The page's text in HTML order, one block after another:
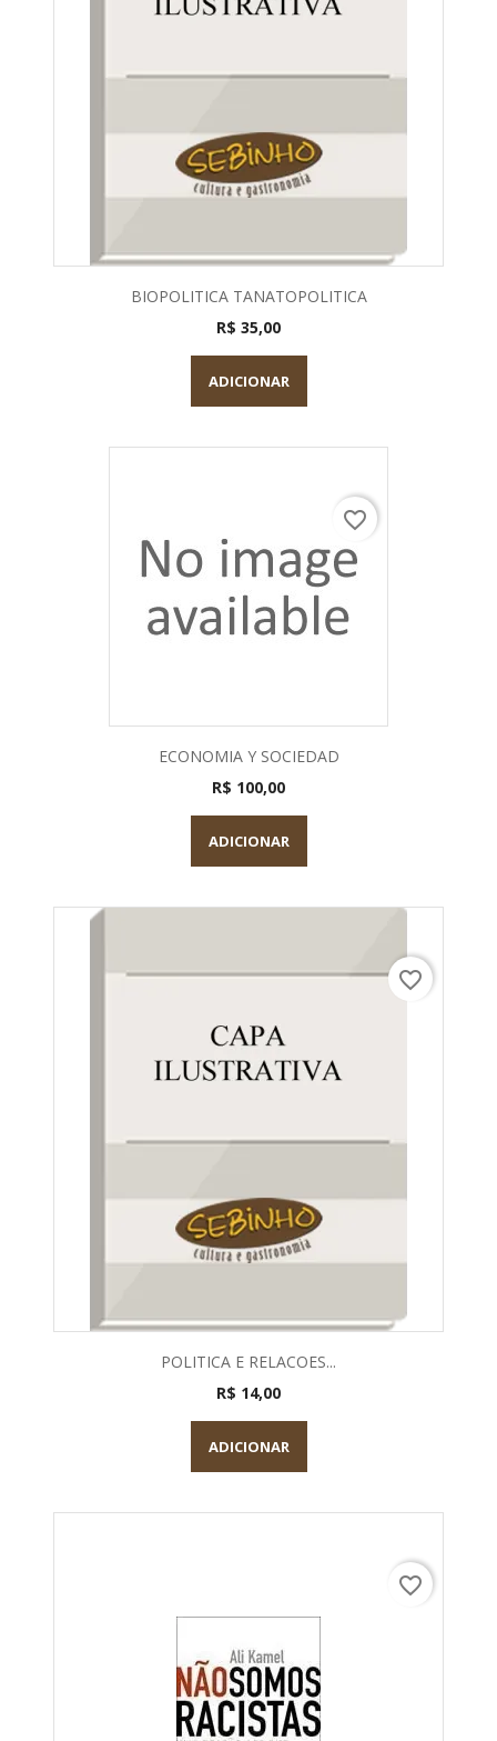
BIOPOLITICA TANATOPOLITICA
R$ 35,00
ADICIONAR
ECONOMIA Y SOCIEDAD
R$ 100,00
ADICIONAR
favorite_border
POLITICA E RELACOES...
R$ 14,00
ADICIONAR
favorite_border
favorite_border